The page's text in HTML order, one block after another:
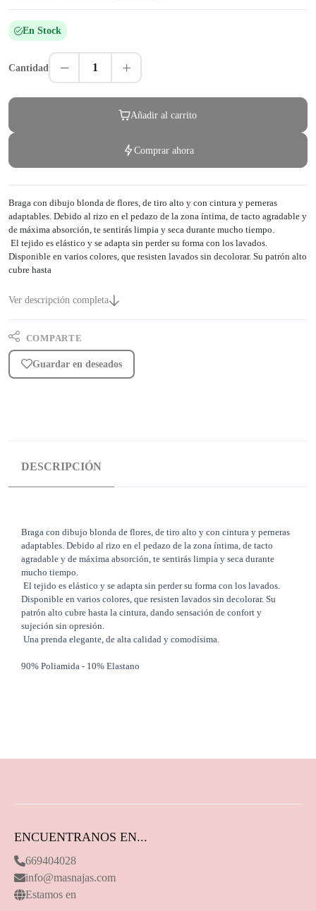
En Stock
Cantidad 1
Añadir al carrito
Comprar ahora
Braga con dibujo blonda de flores, de tiro alto y con cintura y perneras
adaptables. Debido al rizo en el pedazo de la zona íntima, de tacto agradable y
de máxima absorción, te sentirás limpia y seca durante mucho tiempo.
El tejido es elástico y se adapta sin perder su forma con los lavados.
Disponible en varios colores, que resisten lavados sin decolorar. Su patrón alto
cubre hasta
Ver descripción completa
COMPARTE
Guardar en deseados
DESCRIPCIÓN
Braga con dibujo blonda de flores, de tiro alto y con cintura y perneras
adaptables. Debido al rizo en el pedazo de la zona íntima, de tacto
agradable y de máxima absorción, te sentirás limpia y seca durante
mucho tiempo.
El tejido es elástico y se adapta sin perder su forma con los lavados.
Disponible en varios colores, que resisten lavados sin decolorar. Su
patrón alto cubre hasta la cintura, dando sensación de confort y
sujeción sin opresión.
Una prenda elegante, de alta calidad y comodísima.
90% Poliamida - 10% Elastano
ENCUENTRANOS EN...
669404028
info@masnajas.com
Estamos en